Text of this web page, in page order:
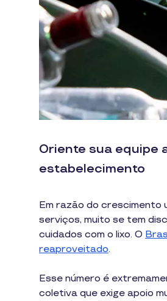
Oriente sua equipe
estabelecimento
Em razão do crescimento
serviços, muito se tem
cuidados com o lixo. O
reaproveitado.
Esse número é
coletiva que exige apoio